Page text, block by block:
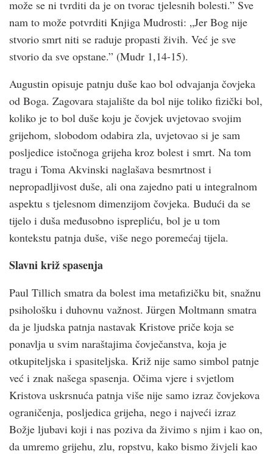
može se ni tvrditi da je on tvorac tjelesnih bolesti.” Sve
nam to može potvrditi Knjiga Mudrosti: „Jer Bog nije
stvorio smrt niti se raduje propasti živih. Već je sve
stvorio da sve opstane.” (Mudr 1,14-15).
Augustin opisuje patnju duše kao bol odvajanja čovjeka
od Boga. Zagovara stajalište da bol nije toliko fizički bol,
koliko je to bol duše koju je čovjek uvjetovao svojim
grijehom, slobodom odabira zla, uvjetovao si je sam
posljedice istočnoga grijeha kroz bolest i smrt. Na tom
tragu i Toma Akvinski naglašava besmrtnost i
nepropadljivost duše, ali ona zajedno pati u integralnom
aspektu s tjelesnom dimenzijom čovjeka. Budući da se
tijelo i duša međusobno isprepliću, bol je u tom
kontekstu patnja duše, više nego poremećaj tijela.
Slavni križ spasenja
Paul Tillich smatra da bolest ima metafizičku bit, snažnu
psihološku i duhovnu važnost. Jürgen Moltmann smatra
da je ljudska patnja nastavak Kristove priče koja se
ponavlja u svim naraštajima čovječanstva, koja je
otkupiteljska i spasiteljska. Križ nije samo simbol patnje
već i znak našega spasenja. Očima vjere i svjetlom
Kristova uskrsnuća patnja više nije samo izraz čovjekova
ograničenja, posljedica grijeha, nego i najveći izraz
Božje ljubavi koji i nas poziva da živimo s njim i kao on,
da umremo grijehu, zlu, ropstvu, kako bismo živjeli kao